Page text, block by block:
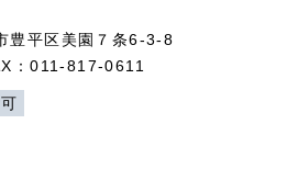
平区美園７条6-3-8
：011-817-0611